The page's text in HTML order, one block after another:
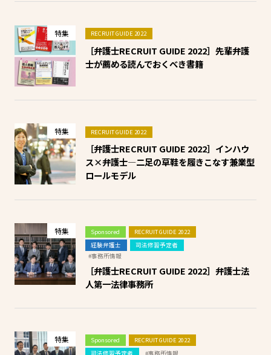
特集 RECRUIT GUIDE 2022
［弁護士RECRUIT GUIDE 2022］先輩弁護
士が薦める読んでおくべき書籍
特集 RECRUIT GUIDE 2022
［弁護士RECRUIT GUIDE 2022］インハウ
ス×弁護士—二足の草鞋を履きこなす兼業型
ロールモデル
特集 Sponsored
RECRUIT GUIDE 2022
経験弁護士
司法修習予定者
#事務所情報
［弁護士RECRUIT GUIDE 2022］弁護士法
人第一法律事務所
特集 Sponsored
RECRUIT GUIDE 2022
司法修習予定者
#事務所情報